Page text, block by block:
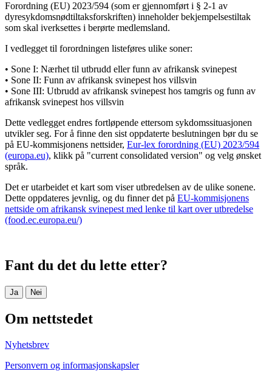
Forordning (EU) 2023/594 (som er gjennomført i § 2-1 av
dyresykdomsnødtiltaksforskriften) inneholder bekjempelsestiltak
som skal iverksettes i berørte medlemsland.
I vedlegget til forordningen listeføres ulike soner:
• Sone I: Nærhet til utbrudd eller funn av afrikansk svinepest
• Sone II: Funn av afrikansk svinepest hos villsvin
• Sone III: Utbrudd av afrikansk svinepest hos tamgris og funn av
afrikansk svinepest hos villsvin
Dette vedlegget endres fortløpende ettersom sykdomssituasjonen
utvikler seg. For å finne den sist oppdaterte beslutningen bør du se
på EU-kommisjonens nettsider, Eur-lex forordning (EU) 2023/594
(europa.eu), klikk på "current consolidated version" og velg ønsket
språk.
Det er utarbeidet et kart som viser utbredelsen av de ulike sonene.
Dette oppdateres jevnlig, og du finner det på EU-kommisjonens
nettside om afrikansk svinepest med lenke til kart over utbredelse
(food.ec.europa.eu/)
Fant du det du lette etter?
Ja Nei
Om nettstedet
Nyhetsbrev
Personvern og informasjonskapsler